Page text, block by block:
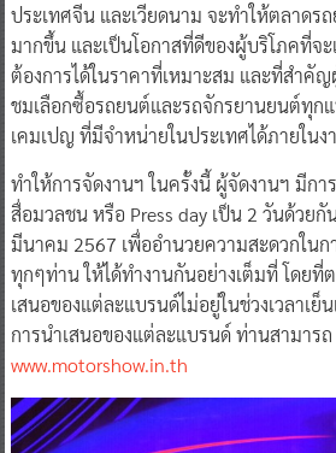
ประเทศจีน และเวียดนาม จะทำให้ตลาดร
มากขึ้น และเป็นโอกาสที่ดีของผู้บริโภคที่จ
ต้องการได้ในราคาที่เหมาะสม และที่สำคัญ
ชมเลือกซื้อรถยนต์และรถจักรยานยนต์ทุก
เคมเปญ ที่มีจำหน่ายในประเทศได้ภายในง
ทำให้การจัดงานฯ ในครั้งนี้ ผู้จัดงานฯ มีก
สื่อมวลชน หรือ Press day เป็น 2 วันด้วย
มีนาคม 2567 เพื่ออำนวยความสะดวกใน
ทุกๆท่าน ให้ได้ทำงานกันอย่างเต็มที่ โดยที่
เสนอของแต่ละแบรนด์ไม่อยู่ในช่วงเวลาเย็
การนำเสนอของแต่ละแบรนด์ ท่านสามาร
www.motorshow.in.th